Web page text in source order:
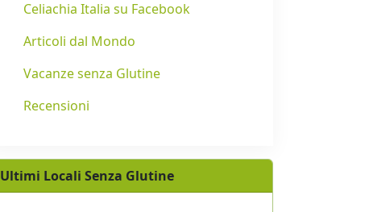
Celiachia Italia su Facebook
Articoli dal Mondo
Vacanze senza Glutine
Recensioni
Ultimi Locali Senza Glutine